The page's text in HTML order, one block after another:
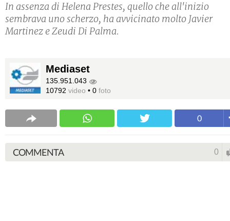
In assenza di Helena Prestes, quello che all'inizio
sembrava uno scherzo, ha avvicinato molto Javier
Martinez e Zeudi Di Palma.
Mediaset
135.951.043
10792 video • 0 foto
0
COMMENTA 0